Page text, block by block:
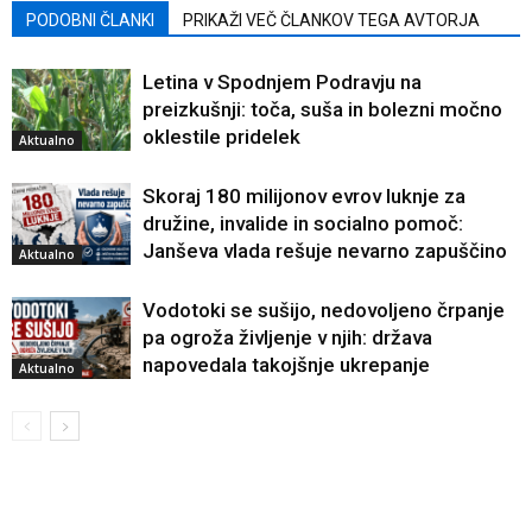
PODOBNI ČLANKI PRIKAŽI VEČ ČLANKOV TEGA AVTORJA
Aktualno
Letina v Spodnjem Podravju na
preizkušnji: toča, suša in bolezni močno
oklestile pridelek
Aktualno
Skoraj 180 milijonov evrov luknje za
družine, invalide in socialno pomoč:
Janševa vlada rešuje nevarno zapuščino
Aktualno
Vodotoki se sušijo, nedovoljeno črpanje
pa ogroža življenje v njih: država
napovedala takojšnje ukrepanje